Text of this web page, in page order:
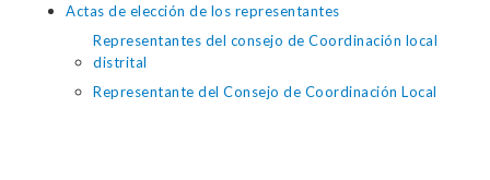
Actas de elección de los representantes
Representantes del consejo de Coordinación local
distrital
Representante del Consejo de Coordinación Local